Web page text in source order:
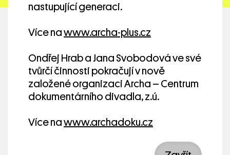
nastupující generaci.
Více nawww.archa-plus.cz
Ondřej Hrab a Jana Svobodová ve své
tvůrčí činnosti pokračují v nově
založené organizaci Archa – Centrum
dokumentárního divadla, z.ú.
Více nawww.archadoku.cz